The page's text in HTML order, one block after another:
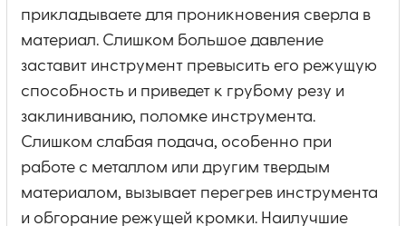
прикладываете для проникновения сверла в
материал. Слишком большое давление
заставит инструмент превысить его режущую
способность и приведет к грубому резу и
заклиниванию, поломке инструмента.
Слишком слабая подача, особенно при
работе с металлом или другим твердым
материалом, вызывает перегрев инструмента
и обгорание режущей кромки. Наилучшие